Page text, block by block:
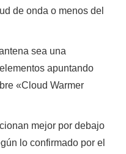
de onda o menos del
sea una
apuntando
«Cloud Warmer
mejor por debajo
lo confirmado por el